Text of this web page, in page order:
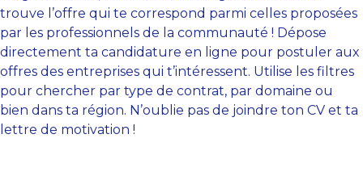
trouve l’offre qui te correspond parmi celles proposées
par les professionnels de la communauté ! Dépose
directement ta candidature en ligne pour postuler aux
offres des entreprises qui t’intéressent. Utilise les filtres
pour chercher par type de contrat, par domaine ou
bien dans ta région. N’oublie pas de joindre ton CV et ta
lettre de motivation !